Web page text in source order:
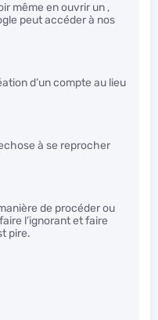
même en ouvrir un ,
peut accéder à nos
d’un compte au lieu
à se reprocher
de procéder ou
l’ignorant et faire
pire.